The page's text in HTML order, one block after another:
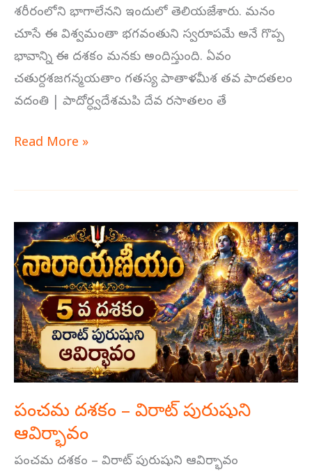
శరీరంలోని భాగాలేనని ఇందులో తెలియజేశారు. మనం
చూసే ఈ విశ్వమంతా భగవంతుని స్వరూపమే అనే గొప్ప
భావాన్ని ఈ దశకం మనకు అందిస్తుంది. ఏవం
చతుర్దశజగన్మయతాం గతస్య పాతాళమీశ తవ పాదతలం
వదంతి | పాదోర్ధ్వదేశమపి దేవ రసాతలం తే
Read More »
పంచమ దశకం – విరాట్ పురుషుని
ఆవిర్భావం
పంచమ దశకం – విరాట్ పురుషుని ఆవిర్భావం
పంచమ
దశకం
–
విరాట్
పురుషుని
ఆవిర్భావం